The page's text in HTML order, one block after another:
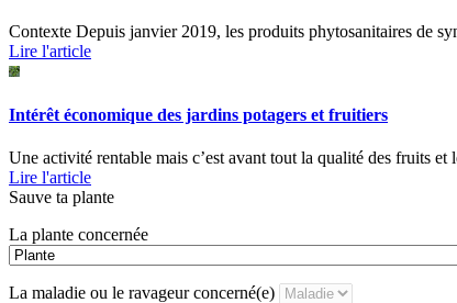
Contexte Depuis janvier 2019, les produits phytosanitaires de
Lire l'article
Intérêt économique des jardins potagers et fruitiers
Une activité rentable mais c’est avant tout la qualité des fruits
Lire l'article
Sauve ta plante
La plante concernée
La maladie ou le ravageur concerné(e)